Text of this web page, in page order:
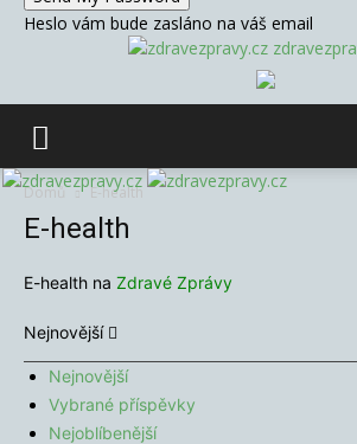
Heslo vám bude zasláno na váš email
Domů E-health
E-health
E-health na Zdravé Zprávy
Nejnovější
Nejnovější
Vybrané příspěvky
Nejoblíbenější